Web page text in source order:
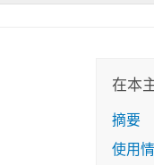
互式地图，探索产品功能
动提供了有力支持。
在本
摘要
使用